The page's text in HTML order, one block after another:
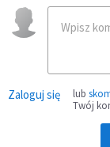
Zaloguj się lub
Twój